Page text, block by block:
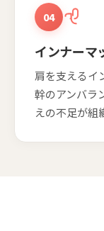
04
インナーマ
肩を支えるイ
幹のアンバラ
えの不足が組